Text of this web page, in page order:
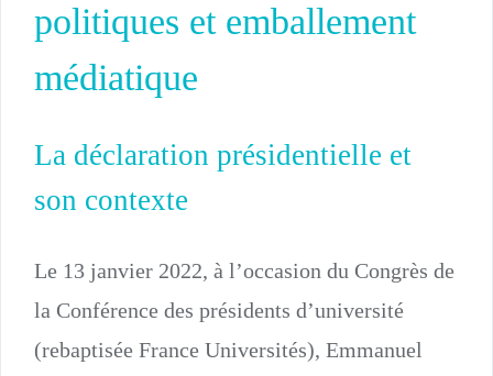
politiques et emballement
médiatique
La déclaration présidentielle et
son contexte
Le 13 janvier 2022, à l’occasion du Congrès de
la Conférence des présidents d’université
(rebaptisée France Universités), Emmanuel